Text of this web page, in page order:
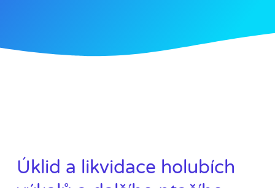
Úklid a likvidace holubích